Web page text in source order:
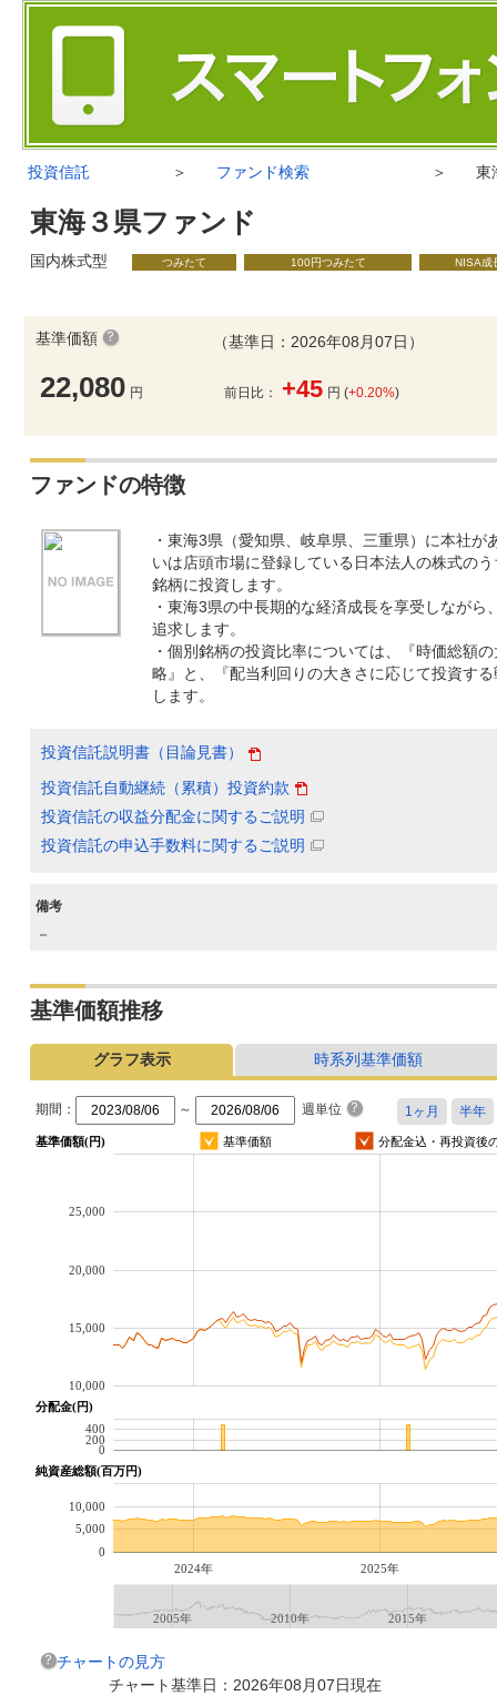
投資信託 ＞ ファンド検索 ＞ 東
東海３県ファンド
国内株式型 つみたて 100円つみたて NISA成
基準価額
22,080 円
（基準日：2026年08月07日）
前日比： +45 円 (+0.20%)
ファンドの特徴
・東海3県（愛知県、岐阜県、三重県）に本社が
いは店頭市場に登録している日本法人の株式の
銘柄に投資します。
・東海3県の中長期的な経済成長を享受しながら
追求します。
・個別銘柄の投資比率については、『時価総額
略』と、『配当利回りの大きさに応じて投資す
します。
投資信託説明書（目論見書）
投資信託自動継続（累積）投資約款
投資信託の収益分配金に関するご説明
投資信託の申込手数料に関するご説明
備考
－
基準価額推移
グラフ表示 時系列基準価額
期間： ～ 週単位
基準価額(円) 基準価額 分配金込・再投資後
10,000
15,000
20,000
25,000
分配金(円)
0
200
400
純資産総額(百万円)
2024年 2025年
0
5,000
10,000
2005年 2010年 2015年
チャートの見方
チャート基準日：2026年08月07日現在